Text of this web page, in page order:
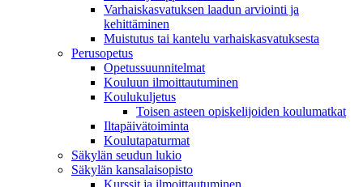
Varhaiskasvatuksen laadun arviointi ja
kehittäminen
Muistutus tai kantelu varhaiskasvatuksesta
Perusopetus
Opetussuunnitelmat
Kouluun ilmoittautuminen
Koulukuljetus
Toisen asteen opiskelijoiden koulumatkat
Iltapäivätoiminta
Koulutapaturmat
Säkylän seudun lukio
Säkylän kansalaisopisto
Kurssit ja ilmoittautuminen